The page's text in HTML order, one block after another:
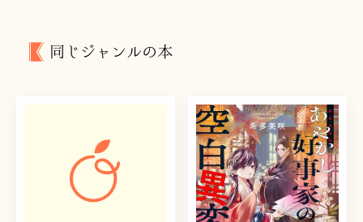
同じジャンルの本